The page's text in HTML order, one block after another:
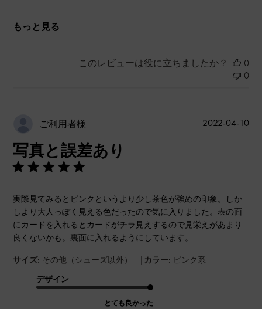
もっと見る
このレビューは役に立ちましたか？
0
0
ご利用者様
写真と誤差あり
実際見てみるとピンクというより少し茶色が強めの印象。しか
しより大人っぽく見える色だったので気に入りました。表の面
にカードを入れるとカードがチラ見えするので見栄えがあまり
良くないかも。裏面に入れるようにしています。
サイズ: その他（シューズ以外） | カラー: ピンク系
デザイン
とても良かった
公
2022-04-10